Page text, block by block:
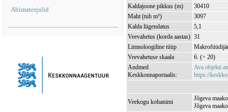
Abimaterjalid
Kaldajoone pikkus (m)
30410
Maht (tuh m³)
3097
Kalda liigendatus
5,1
Veevahetus (korda aastas) 31
Limnoloogiline tüüp
Veevahetuse skaala
6. (> 20)
Andmed
Keskkonnaportaalis:
Ava objekti
https://
Veekogu kohanimi
Jõgeva
Jõgeva